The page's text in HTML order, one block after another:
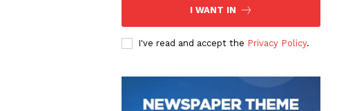
I WANT IN
I've read and accept the Privacy Policy.